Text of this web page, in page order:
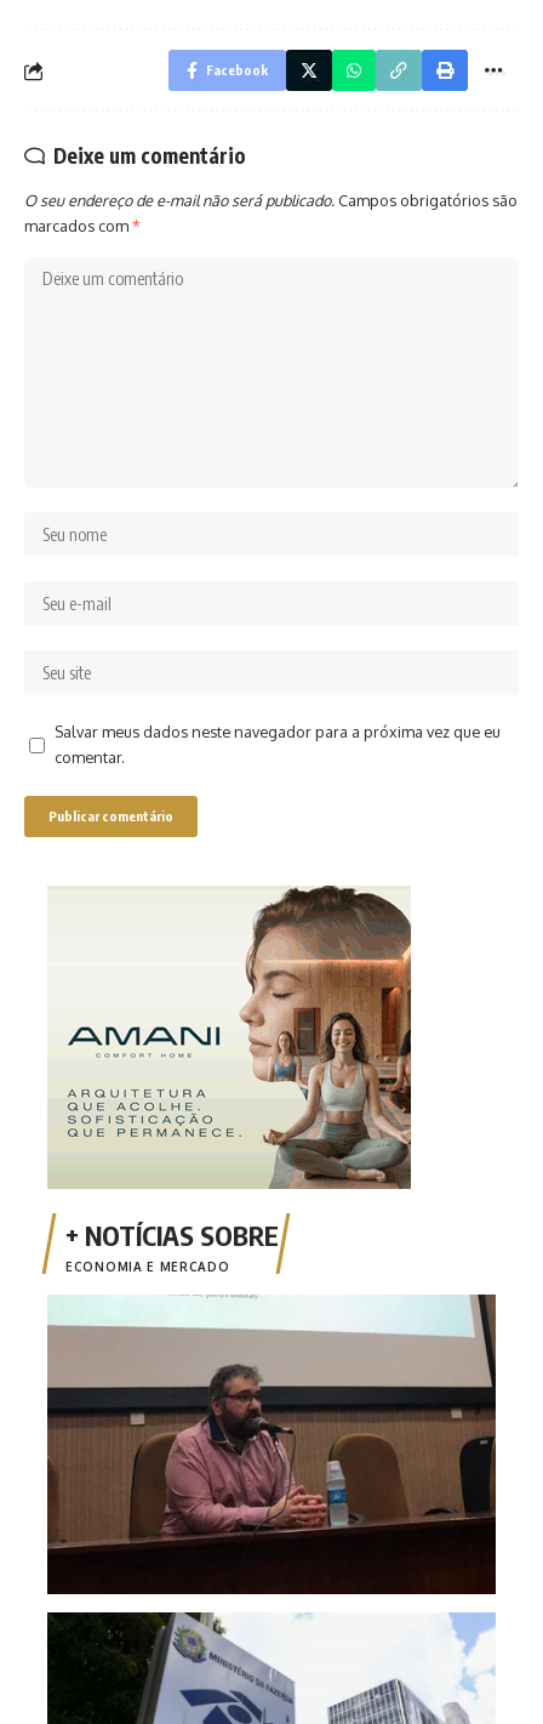
Facebook
Deixe um comentário
O seu endereço de e-mail não será publicado. Campos obrigatórios são
marcados com*
Salvar meus dados neste navegador para a próxima vez que eu
comentar.
ECONOMIA E MERCADO